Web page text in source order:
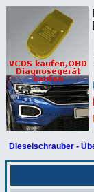
Dieselschrauber -